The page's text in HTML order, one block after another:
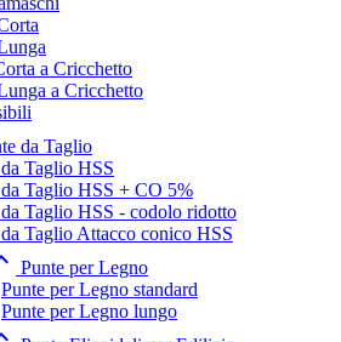
a Cricchetto
a Cricchetto
da Taglio
Taglio HSS
Taglio HSS + CO 5%
Taglio HSS - codolo ridotto
Taglio Attacco conico HSS
Punte per Legno
Punte per Legno standard
Punte per Legno lungo